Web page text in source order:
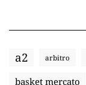
a2 arbitro
basket mercato